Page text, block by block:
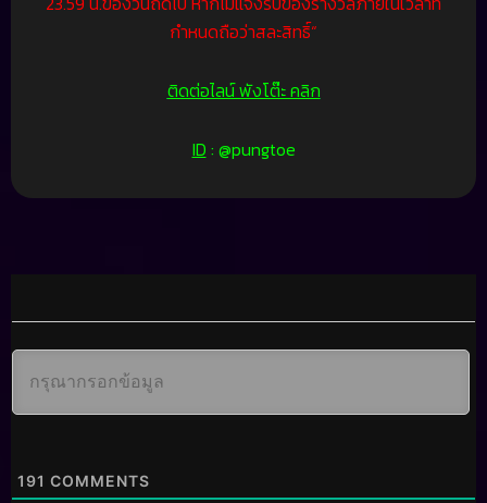
กำหนดถือว่าสละสิทธิ์“
ติดต่อไลน์ พังโต๊ะ คลิก
ID : @pungtoe
191 COMMENTS